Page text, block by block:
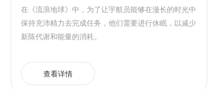
在《流浪地球》中，为了让宇航员能够在漫长的时光中
保持充沛精力去完成任务，他们需要进行休眠，以减少
新陈代谢和能量的消耗。
查看详情